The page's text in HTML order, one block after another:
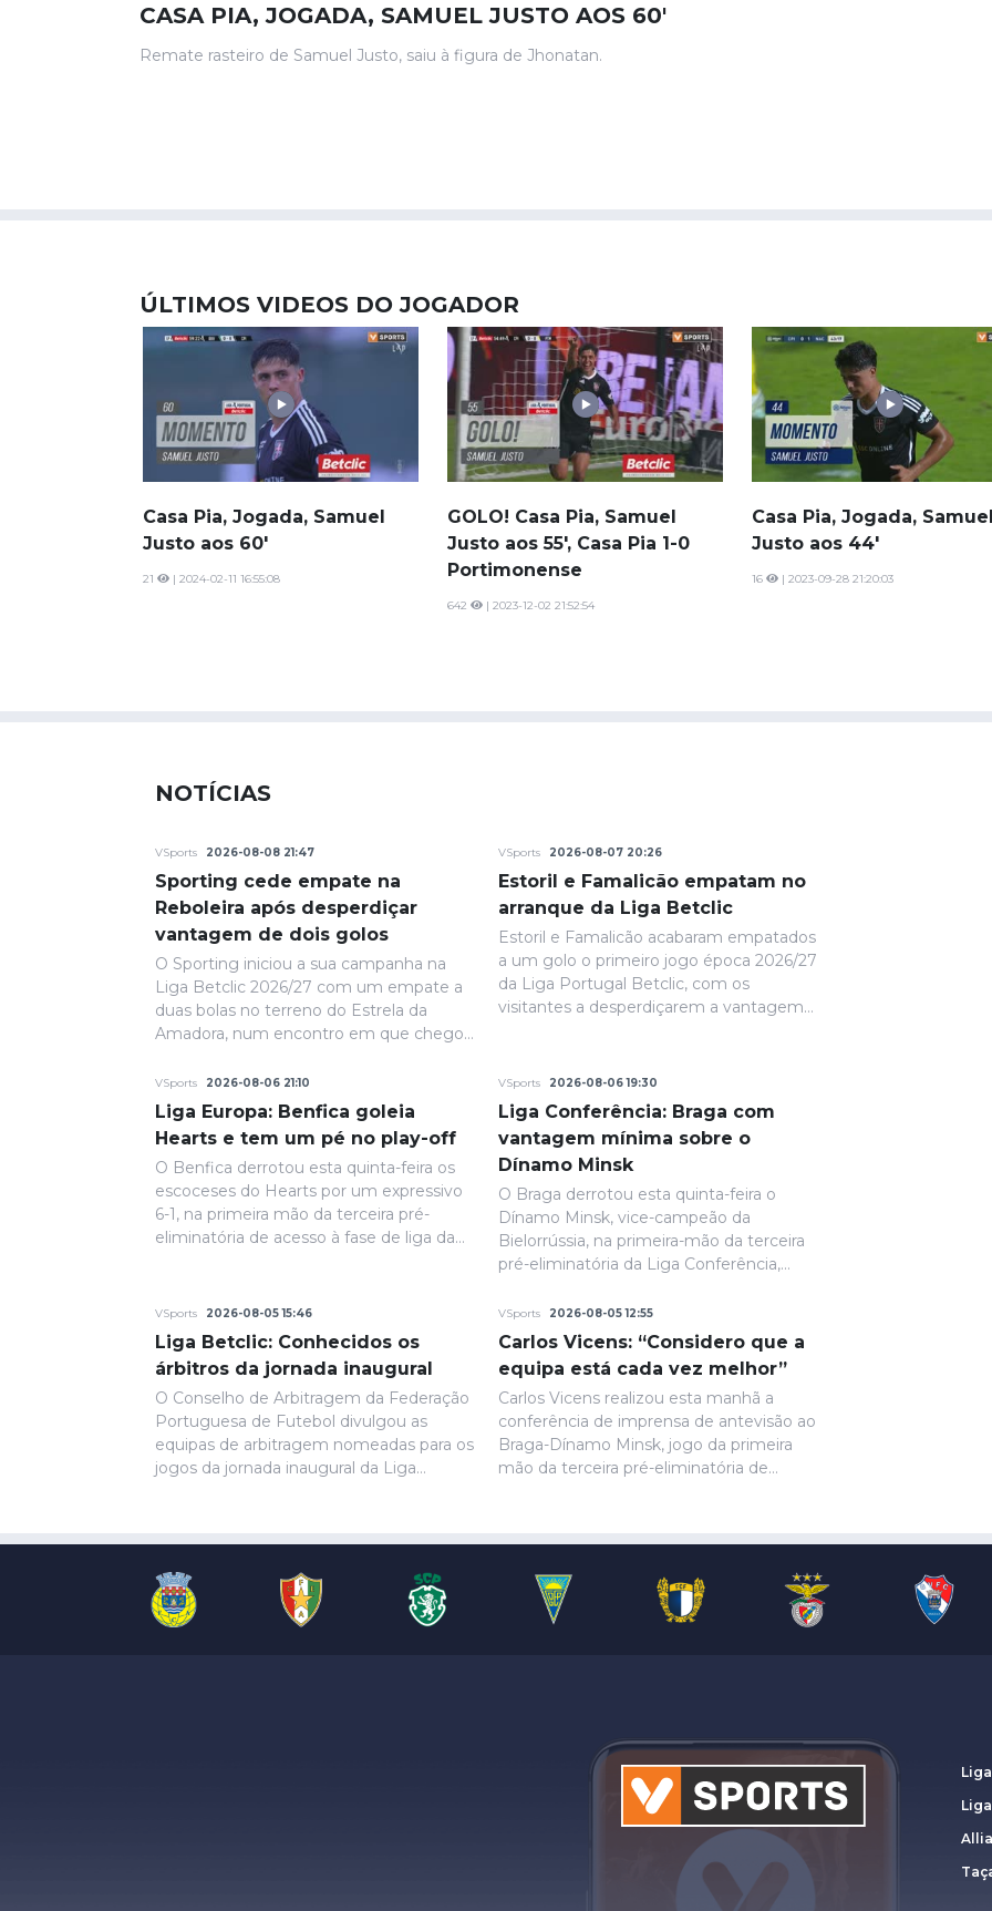
CASA PIA, JOGADA, SAMUEL JUSTO AOS 60'
Remate rasteiro de Samuel Justo, saiu à figura de Jhonatan.
ÚLTIMOS VIDEOS DO JOGADOR
Casa Pia, Jogada, Samuel
Justo aos 60'
21 | 2024-02-11 16:55:08
GOLO! Casa Pia, Samuel
Justo aos 55', Casa Pia 1-0
Portimonense
642 | 2023-12-02 21:52:54
Casa Pia, Jogada,
Justo aos 44'
16 | 2023-09-28 21:20:03
NOTÍCIAS
VSports 2026-08-08 21:47
Sporting cede empate na
Reboleira após desperdiçar
vantagem de dois golos
O Sporting iniciou a sua campanha na
Liga Betclic 2026/27 com um empate a
duas bolas no terreno do Estrela da
Amadora, num encontro em que chegou
marcador.
VSports 2026-08-07 20:26
Estoril e Famalicão empatam no
arranque da Liga Betclic
Estoril e Famalicão acabaram empatados
a um golo o primeiro jogo época 2026/27
da Liga Portugal Betclic, com os
visitantes a desperdiçarem a vantagem
VSports 2026-08-06 21:10
Liga Europa: Benfica goleia
Hearts e tem um pé no play-off
O Benfica derrotou esta quinta-feira os
escoceses do Hearts por um expressivo
6-1, na primeira mão da terceira pré-
eliminatória de acesso à fase de liga da
VSports 2026-08-06 19:30
Liga Conferência: Braga com
vantagem mínima sobre o
Dínamo Minsk
O Braga derrotou esta quinta-feira o
Dínamo Minsk, vice-campeão da
Bielorrússia, na primeira-mão da terceira
pré-eliminatória da Liga Conferência,
parte, de grande penalidade, Ricardo
Horta colocou a equipa portuguesa em
vantagem na eliminatória e até final o
resultado permaneceria inalterado.
VSports 2026-08-05 15:46
Liga Betclic: Conhecidos os
árbitros da jornada inaugural
O Conselho de Arbitragem da Federação
Portuguesa de Futebol divulgou as
equipas de arbitragem nomeadas para os
jogos da jornada inaugural da Liga
VSports 2026-08-05 12:55
Carlos Vicens: “Considero que a
equipa está cada vez melhor”
Carlos Vicens realizou esta manhã a
conferência de imprensa de antevisão ao
Braga-Dínamo Minsk, jogo da primeira
mão da terceira pré-eliminatória de